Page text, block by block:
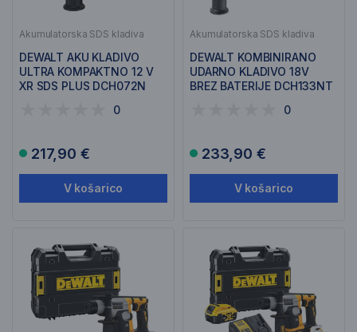
Akumulatorska SDS kladiva
DEWALT AKU KLADIVO
ULTRA KOMPAKTNO 12 V
XR SDS PLUS DCH072N
0
217,90 €
V košarico
Akumulatorska SDS kladiva
DEWALT KOMBINIRANO
UDARNO KLADIVO 18V
BREZ BATERIJE DCH133NT
0
233,90 €
V košarico